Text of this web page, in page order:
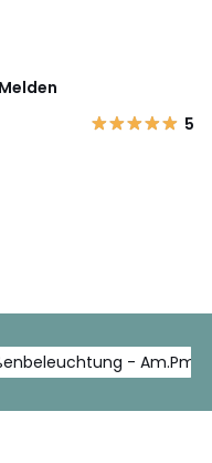
Melden
5
- Am.Pm